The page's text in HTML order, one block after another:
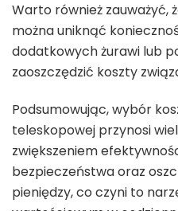
Warto również zauważyć,
można uniknąć
dodatkowych żurawi lub
zaoszczędzić koszty
Podsumowując, wybór
teleskopowej przynosi
zwiększeniem
bezpieczeństwa oraz
pieniędzy, co czyni to